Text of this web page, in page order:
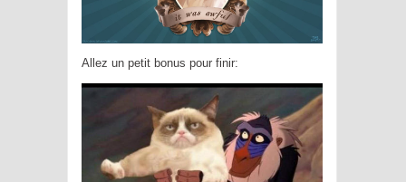
Allez un petit bonus pour finir: